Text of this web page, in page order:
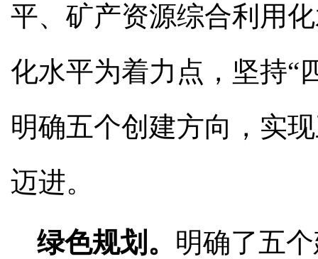
平、矿产资源综合利用
化水平为着力点，坚持“
明确五个创建方向，实
迈进。
绿色规划。 明确了五